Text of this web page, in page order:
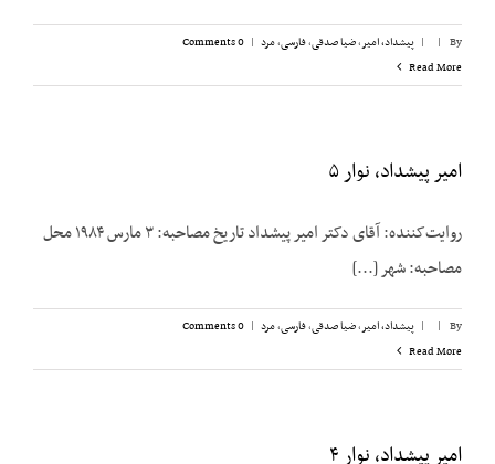
By
|
| پیشداد، امیر,ضیا صدقی,فارسی,مرد |
0 Comments
Read More
امیر پیشداد، نوار ۵
روایت‌کننده: آقای دکتر امیر پیشداد تاریخ مصاحبه: ۳ مارس ۱۹۸۴ محل
مصاحبه: شهر [...]
By
|
| پیشداد، امیر,ضیا صدقی,فارسی,مرد |
0 Comments
Read More
امیر پیشداد، نوار ۴